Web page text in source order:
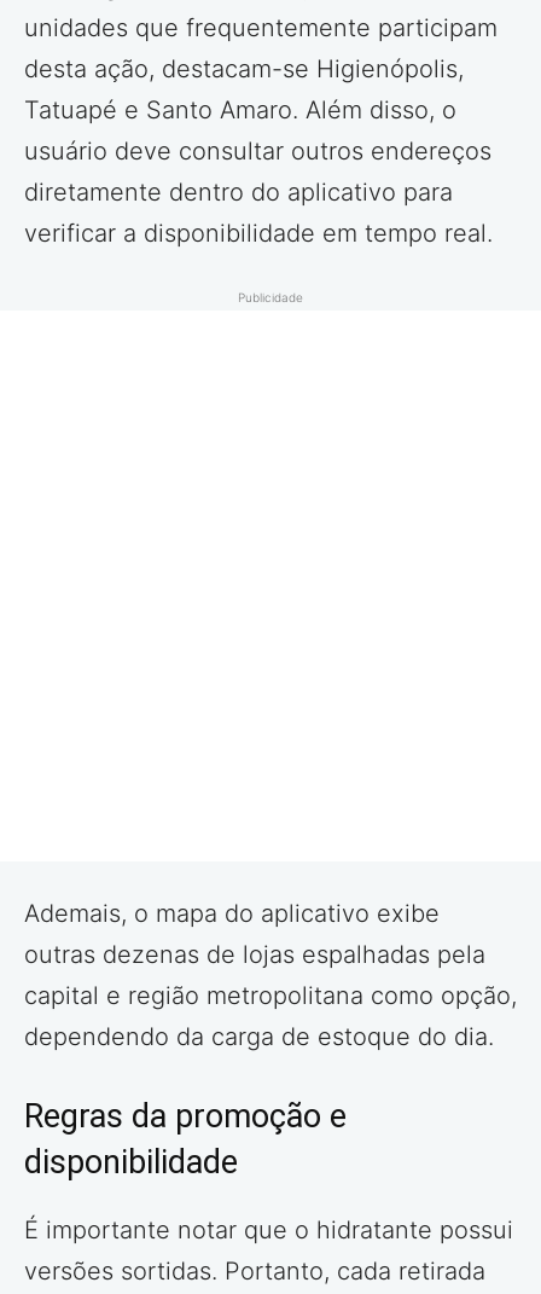
unidades que frequentemente participam
desta ação, destacam-se Higienópolis,
Tatuapé e Santo Amaro. Além disso, o
usuário deve consultar outros endereços
diretamente dentro do aplicativo para
verificar a disponibilidade em tempo real.
Publicidade
Ademais, o mapa do aplicativo exibe
outras dezenas de lojas espalhadas pela
capital e região metropolitana como opção,
dependendo da carga de estoque do dia.
Regras da promoção e
disponibilidade
É importante notar que o hidratante possui
versões sortidas. Portanto, cada retirada